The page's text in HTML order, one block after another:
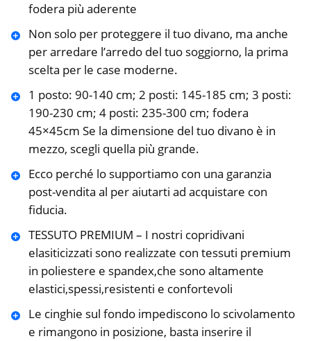
fodera più aderente
Non solo per proteggere il tuo divano, ma anche
per arredare l’arredo del tuo soggiorno, la prima
scelta per le case moderne.
1 posto: 90-140 cm; 2 posti: 145-185 cm; 3 posti:
190-230 cm; 4 posti: 235-300 cm; fodera
45×45cm Se la dimensione del tuo divano è in
mezzo, scegli quella più grande.
Ecco perché lo supportiamo con una garanzia
post-vendita al per aiutarti ad acquistare con
fiducia.
TESSUTO PREMIUM – I nostri copridivani
elasiticizzati sono realizzate con tessuti premium
in poliestere e spandex,che sono altamente
elastici,spessi,resistenti e confortevoli
Le cinghie sul fondo impediscono lo scivolamento
e rimangono in posizione, basta inserire il